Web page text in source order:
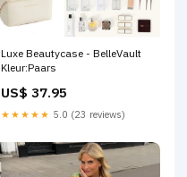
Luxe Beautycase - BelleVault
Kleur:Paars
US$ 37.95
★★★★★ 5.0 (23 reviews)